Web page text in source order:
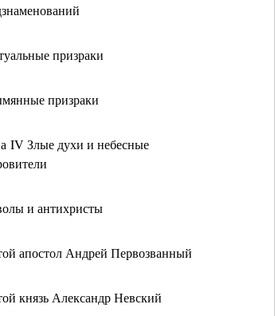
призраки
призраки
IV Злые духи и небесные
и антихристы
апостол Андрей Первозванный
князь Александр Невский